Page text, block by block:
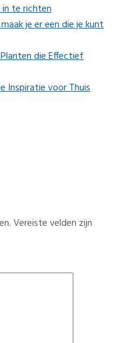
te richten
je er een die je kunt
die Effectief
Inspiratie voor Thuis
Vereiste velden zijn